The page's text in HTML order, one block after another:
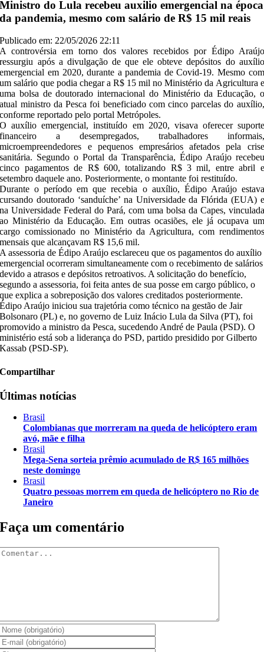
Ministro do Lula recebeu auxilio emergencial na época
da pandemia, mesmo com salário de R$ 15 mil reais
Publicado em: 22/05/2026 22:11
A controvérsia em torno dos valores recebidos por Édipo Araújo
ressurgiu após a divulgação de que ele obteve depósitos do auxílio
emergencial em 2020, durante a pandemia de Covid-19. Mesmo com
um salário que podia chegar a R$ 15 mil no Ministério da Agricultura e
uma bolsa de doutorado internacional do Ministério da Educação, o
atual ministro da Pesca foi beneficiado com cinco parcelas do auxílio,
conforme reportado pelo portal Metrópoles.
O auxílio emergencial, instituído em 2020, visava oferecer suporte
financeiro a desempregados, trabalhadores informais,
microempreendedores e pequenos empresários afetados pela crise
sanitária. Segundo o Portal da Transparência, Édipo Araújo recebeu
cinco pagamentos de R$ 600, totalizando R$ 3 mil, entre abril e
setembro daquele ano. Posteriormente, o montante foi restituído.
Durante o período em que recebia o auxílio, Édipo Araújo estava
cursando doutorado ‘sanduíche’ na Universidade da Flórida (EUA) e
na Universidade Federal do Pará, com uma bolsa da Capes, vinculada
ao Ministério da Educação. Em outras ocasiões, ele já ocupava um
cargo comissionado no Ministério da Agricultura, com rendimentos
mensais que alcançavam R$ 15,6 mil.
A assessoria de Édipo Araújo esclareceu que os pagamentos do auxílio
emergencial ocorreram simultaneamente com o recebimento de salários
devido a atrasos e depósitos retroativos. A solicitação do benefício,
segundo a assessoria, foi feita antes de sua posse em cargo público, o
que explica a sobreposição dos valores creditados posteriormente.
Édipo Araújo iniciou sua trajetória como técnico na gestão de Jair
Bolsonaro (PL) e, no governo de Luiz Inácio Lula da Silva (PT), foi
promovido a ministro da Pesca, sucedendo André de Paula (PSD). O
ministério está sob a liderança do PSD, partido presidido por Gilberto
Kassab (PSD-SP).
Compartilhar
Últimas notícias
Brasil
Colombianas que morreram na queda de helicóptero eram
avó, mãe e filha
Brasil
Mega-Sena sorteia prêmio acumulado de R$ 165 milhões
neste domingo
Brasil
Quatro pessoas morrem em queda de helicóptero no Rio de
Janeiro
Faça um comentário